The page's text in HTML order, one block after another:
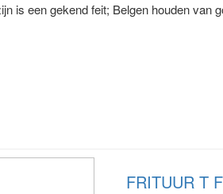
is een gekend feit; Belgen houden van
FRITUUR T